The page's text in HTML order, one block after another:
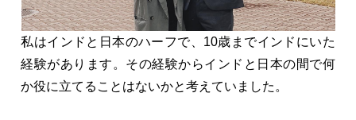
私はインドと日本のハーフで、10歳までインドにいた
経験があります。その経験からインドと日本の間で何
か役に立てることはないかと考えていました。